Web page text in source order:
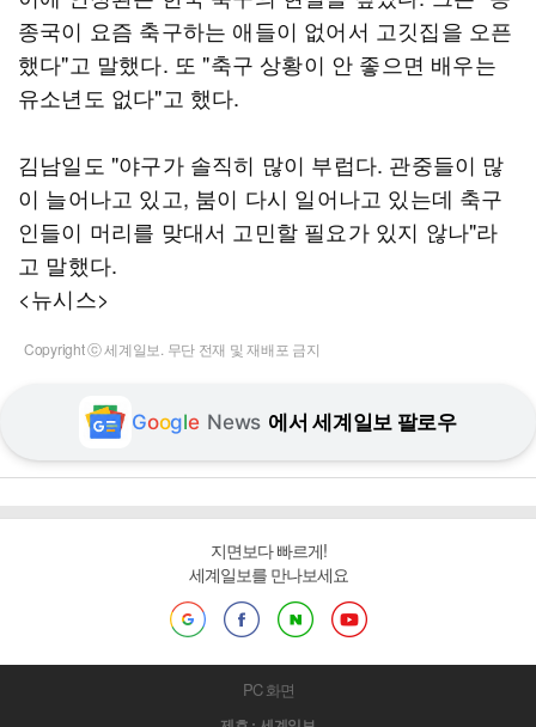
종국이 요즘 축구하는 애들이 없어서 고깃집을 오픈
했다"고 말했다. 또 "축구 상황이 안 좋으면 배우는
유소년도 없다"고 했다.
김남일도 "야구가 솔직히 많이 부럽다. 관중들이 많
이 늘어나고 있고, 붐이 다시 일어나고 있는데 축구
인들이 머리를 맞대서 고민할 필요가 있지 않나"라
고 말했다.
<뉴시스>
Copyright ⓒ 세계일보. 무단 전재 및 재배포 금지
Google News 에서 세계일보 팔로우
지면보다 빠르게!
세계일보를 만나보세요
PC 화면